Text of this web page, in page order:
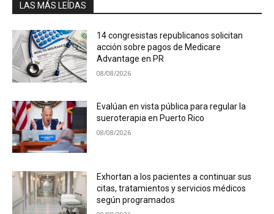
LAS MÁS LEÍDAS
14 congresistas republicanos solicitan
acción sobre pagos de Medicare
Advantage en PR
08/08/2026
Evalúan en vista pública para regular la
sueroterapia en Puerto Rico
08/08/2026
Exhortan a los pacientes a continuar sus
citas, tratamientos y servicios médicos
según programados